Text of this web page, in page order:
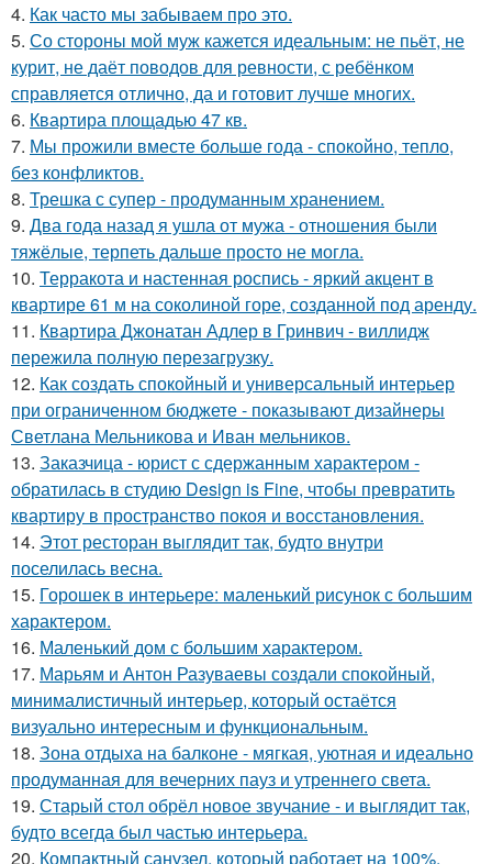
4. Как часто мы забываем про это.
5. Со стороны мой муж кажется идеальным: не пьёт, не
курит, не даёт поводов для ревности, с ребёнком
справляется отлично, да и готовит лучше многих.
6. Квартира площадью 47 кв.
7. Мы прожили вместе больше года - спокойно, тепло,
без конфликтов.
8. Трешка с супер - продуманным хранением.
9. Два года назад я ушла от мужа - отношения были
тяжёлые, терпеть дальше просто не могла.
10. Терракота и настенная роспись - яркий акцент в
квартире 61 м на соколиной горе, созданной под аренду.
11. Квартира Джонатан Адлер в Гринвич - виллидж
пережила полную перезагрузку.
12. Как создать спокойный и универсальный интерьер
при ограниченном бюджете - показывают дизайнеры
Светлана Мельникова и Иван мельников.
13. Заказчица - юрист с сдержанным характером -
обратилась в студию Design is Fine, чтобы превратить
квартиру в пространство покоя и восстановления.
14. Этот ресторан выглядит так, будто внутри
поселилась весна.
15. Горошек в интерьере: маленький рисунок с большим
характером.
16. Маленький дом с большим характером.
17. Марьям и Антон Разуваевы создали спокойный,
минималистичный интерьер, который остаётся
визуально интересным и функциональным.
18. Зона отдыха на балконе - мягкая, уютная и идеально
продуманная для вечерних пауз и утреннего света.
19. Старый стол обрёл новое звучание - и выглядит так,
будто всегда был частью интерьера.
20. Компактный санузел, который работает на 100%.